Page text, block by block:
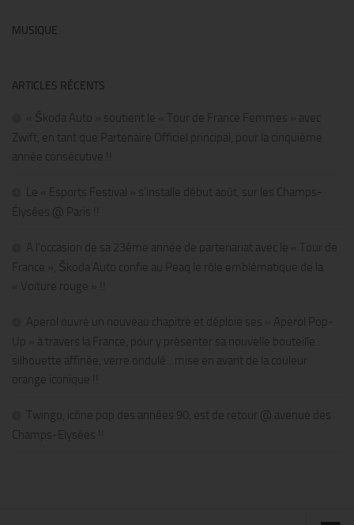
MUSIQUE
ARTICLES RÉCENTS
« Škoda Auto » soutient le « Tour de France Femmes » avec
Zwift, en tant que Partenaire Officiel principal, pour la cinquième
année consécutive !!
Le « Esports Festival » s’installe début août, sur les Champs-
Élysées @ Paris !!
A l’occasion de sa 23ème année de partenariat avec le « Tour de
France », Škoda Auto confie au Peaq le rôle emblématique de la
« Voiture rouge » !!
Aperol ouvre un nouveau chapitre et déploie ses « Aperol Pop-
Up » à travers la France, pour y présenter sa nouvelle bouteille :
silhouette affinée, verre ondulé…mise en avant de la couleur
orange iconique !!
Twingo, icône pop des années 90, est de retour @ avenue des
Champs-Elysées !!